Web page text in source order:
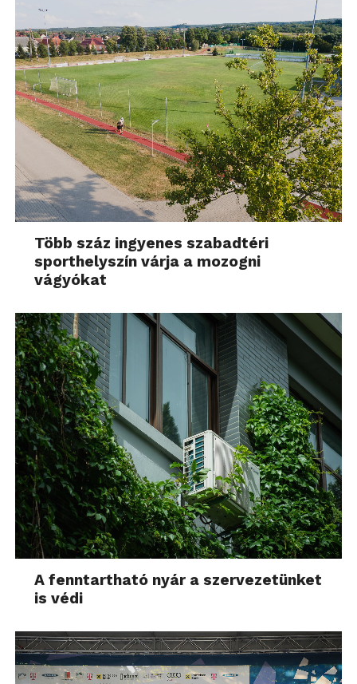
Több száz ingyenes szabadtéri
sporthelyszín várja a mozogni
vágyókat
A fenntartható nyár a szervezetünket
is védi